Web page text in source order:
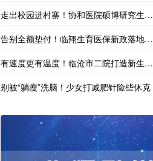
走出校园进村寨！协和医院硕博研究生到南美乡探寻基层医疗“真问题”
告别全额垫付！临翔生育医保新政落地，产检分娩直接现场报销
有速度更有温度！临沧市二院打造新生一站式体检专区
别被“躺瘦”洗脑！少女打减肥针险些休克